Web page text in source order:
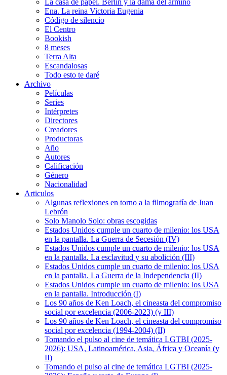
La casa de papel. Berlín y la dama del armiño
Ena. La reina Victoria Eugenia
Código de silencio
El Centro
Bookish
8 meses
Terra Alta
Escandalosas
Todo esto te daré
Archivo
Películas
Series
Intérpretes
Directores
Creadores
Productoras
Año
Autores
Calificación
Género
Nacionalidad
Articulos
Algunas reflexiones en torno a la filmografía de Juan
Lebrón
Solo Manolo Solo: obras escogidas
Estados Unidos cumple un cuarto de milenio: los USA
en la pantalla. La Guerra de Secesión (IV)
Estados Unidos cumple un cuarto de milenio: los USA
en la pantalla. La esclavitud y su abolición (III)
Estados Unidos cumple un cuarto de milenio: los USA
en la pantalla. La Guerra de la Independencia (II)
Estados Unidos cumple un cuarto de milenio: los USA
en la pantalla. Introducción (I)
Los 90 años de Ken Loach, el cineasta del compromiso
social por excelencia (2006-2023) (y III)
Los 90 años de Ken Loach, el cineasta del compromiso
social por excelencia (1994-2004) (II)
Tomando el pulso al cine de temática LGTBI (2025-
2026): USA, Latinoamérica, Asia, África y Oceanía (y
II)
Tomando el pulso al cine de temática LGTBI (2025-